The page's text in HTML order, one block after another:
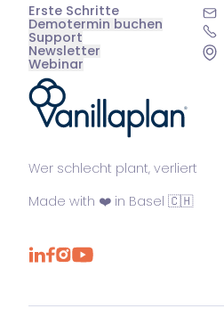
®
Wer schlecht plant, verliert
Made with ❤️ in Basel 🇨🇭
Erste Schritte
Demotermin buchen
Support
Newsletter
Webinar